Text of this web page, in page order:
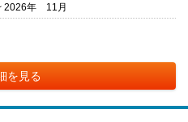
2026年 11月
を見る